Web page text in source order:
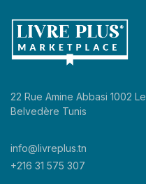
22 Rue Amine Abbasi 1002 Le
Belvedère Tunis
info@livreplus.tn
+216 31 575 307